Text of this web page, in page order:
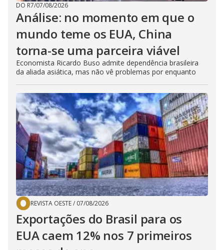
DO R7/07/08/2026
Análise: no momento em que o
mundo teme os EUA, China
torna-se uma parceira viável
Economista Ricardo Buso admite dependência brasileira
da aliada asiática, mas não vê problemas por enquanto
REVISTA OESTE/ 07/08/2026
Exportações do Brasil para os
EUA caem 12% nos 7 primeiros